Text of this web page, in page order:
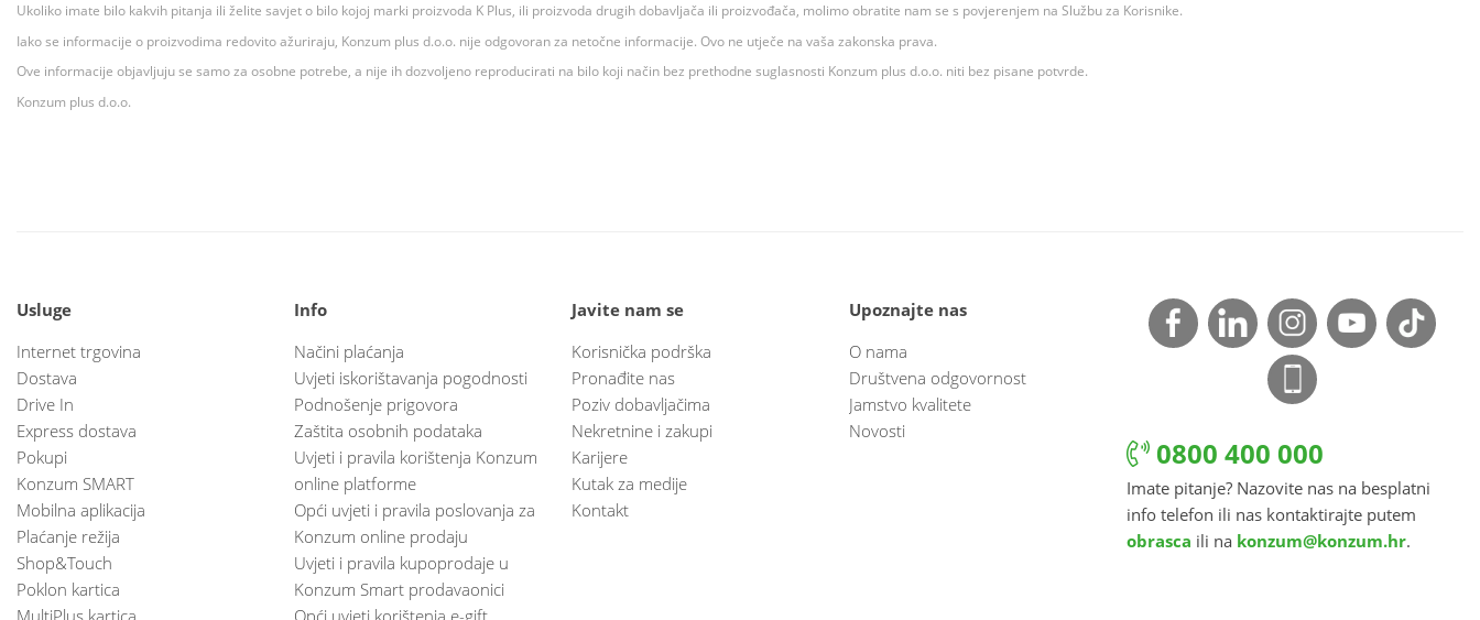
Ukoliko imate bilo kakvih pitanja ili želite savjet o bilo kojoj marki proizvoda K Plus, ili proizvoda drugih dobavljača ili proizvođača, molimo obratite nam se s povjerenjem na Službu za Korisnike.
Iako se informacije o proizvodima redovito ažuriraju, Konzum plus d.o.o. nije odgovoran za netočne informacije. Ovo ne utječe na vaša zakonska prava.
Ove informacije objavljuju se samo za osobne potrebe, a nije ih dozvoljeno reproducirati na bilo koji način bez prethodne suglasnosti Konzum plus d.o.o. niti bez pisane potvrde.
Konzum plus d.o.o.
Usluge
Internet trgovina
Dostava
Drive In
Express dostava
Pokupi
Konzum SMART
Mobilna aplikacija
Plaćanje režija
Shop&Touch
Poklon kartica
MultiPlus kartica
Info
Načini plaćanja
Uvjeti iskorištavanja pogodnosti
Podnošenje prigovora
Zaštita osobnih podataka
Uvjeti i pravila korištenja Konzum
online platforme
Opći uvjeti i pravila poslovanja za
Konzum online prodaju
Uvjeti i pravila kupoprodaje u
Konzum Smart prodavaonici
Opći uvjeti korištenja e-gift
Javite nam se
Korisnička podrška
Pronađite nas
Poziv dobavljačima
Nekretnine i zakupi
Karijere
Kutak za medije
Kontakt
Upoznajte nas
O nama
Društvena odgovornost
Jamstvo kvalitete
Novosti
0800 400 000
Imate pitanje? Nazovite nas na besplatni
info telefon ili nas kontaktirajte putem
obrasca ili na konzum@konzum.hr.